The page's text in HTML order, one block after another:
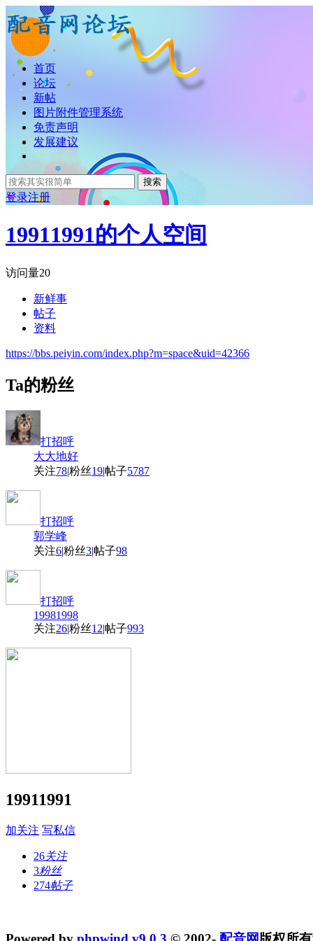
首页
论坛
新帖
图片附件管理系统
免责声明
发展建议
搜索
登录注册
19911991的个人空间
访问量20
新鲜事
帖子
资料
https://bbs.peiyin.com/index.php?m=space&uid=42366
Ta的粉丝
打招呼
大大地好
关注78|粉丝19|帖子5787
打招呼
郭学峰
关注6|粉丝3|帖子98
打招呼
19981998
关注26|粉丝12|帖子993
19911991
加关注 写私信
26关注
3粉丝
274帖子